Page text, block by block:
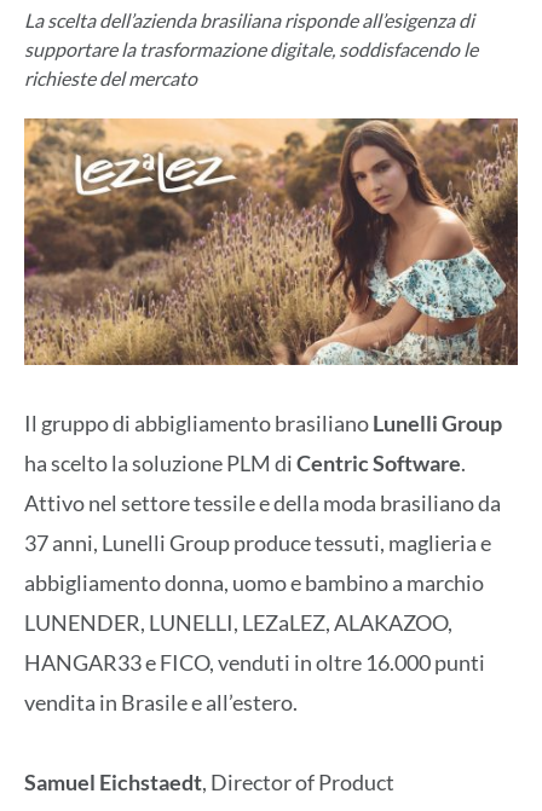
La scelta dell’azienda brasiliana risponde all’esigenza di
supportare la trasformazione digitale, soddisfacendo le
richieste del mercato
Il gruppo di abbigliamento brasilianoLunelli Group
ha scelto la soluzione PLM diCentric Software.
Attivo nel settore tessile e della moda brasiliano da
37 anni, Lunelli Group produce tessuti, maglieria e
abbigliamento donna, uomo e bambino a marchio
LUNENDER, LUNELLI, LEZaLEZ, ALAKAZOO,
HANGAR33 e FICO, venduti in oltre 16.000 punti
vendita in Brasile e all’estero.
Samuel Eichstaedt, Director of Product